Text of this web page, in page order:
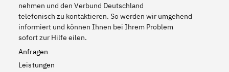
nehmen und den Verbund Deutschland
telefonisch zu kontaktieren. So werden wir umgehend
informiert und können Ihnen bei Ihrem Problem
sofort zur Hilfe eilen.
Anfragen
Leistungen